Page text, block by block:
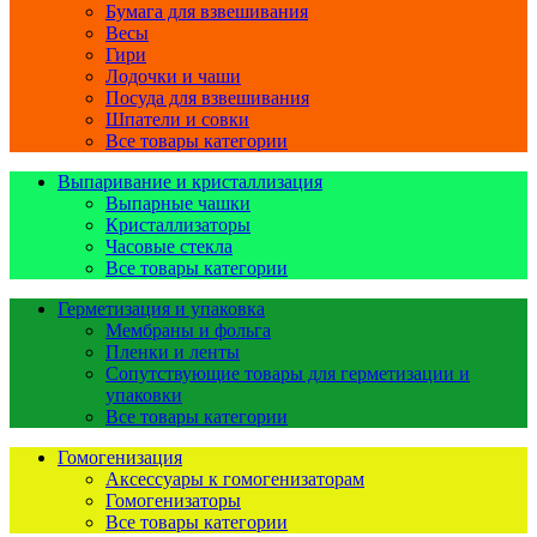
Бумага для взвешивания
Весы
Гири
Лодочки и чаши
Посуда для взвешивания
Шпатели и совки
Все товары категории
Выпаривание и кристаллизация
Выпарные чашки
Кристаллизаторы
Часовые стекла
Все товары категории
Герметизация и упаковка
Мембраны и фольга
Пленки и ленты
Сопутствующие товары для герметизации и
упаковки
Все товары категории
Гомогенизация
Аксессуары к гомогенизаторам
Гомогенизаторы
Все товары категории